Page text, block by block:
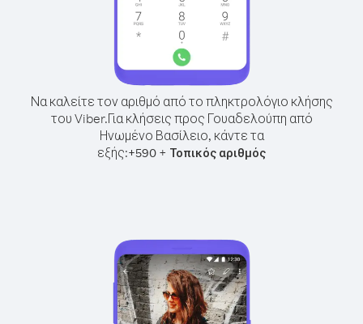
Να καλείτε τον αριθμό από το πληκτρολόγιο κλήσης
του Viber.Για κλήσεις προς Γουαδελούπη από
Ηνωμένο Βασίλειο, κάντε τα
εξής:+590 + Τοπικός αριθμός